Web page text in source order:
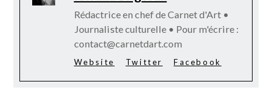
Rédactrice en chef de Carnet d'Art •
Journaliste culturelle • Pour m'écrire :
contact@carnetdart.com
Website Twitter Facebook